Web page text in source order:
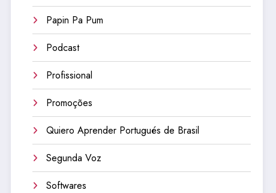
Papin Pa Pum
Podcast
Profissional
Promoções
Quiero Aprender Portugués de Brasil
Segunda Voz
Softwares